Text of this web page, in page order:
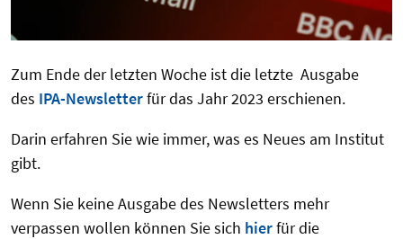
Zum Ende der letzten Woche ist die letzte Ausgabe
des IPA-Newsletterfür das Jahr 2023 erschienen.
Darin erfahren Sie wie immer, was es Neues am Institut
gibt.
Wenn Sie keine Ausgabe des Newsletters mehr
verpassen wollen können Sie sich hierfür die